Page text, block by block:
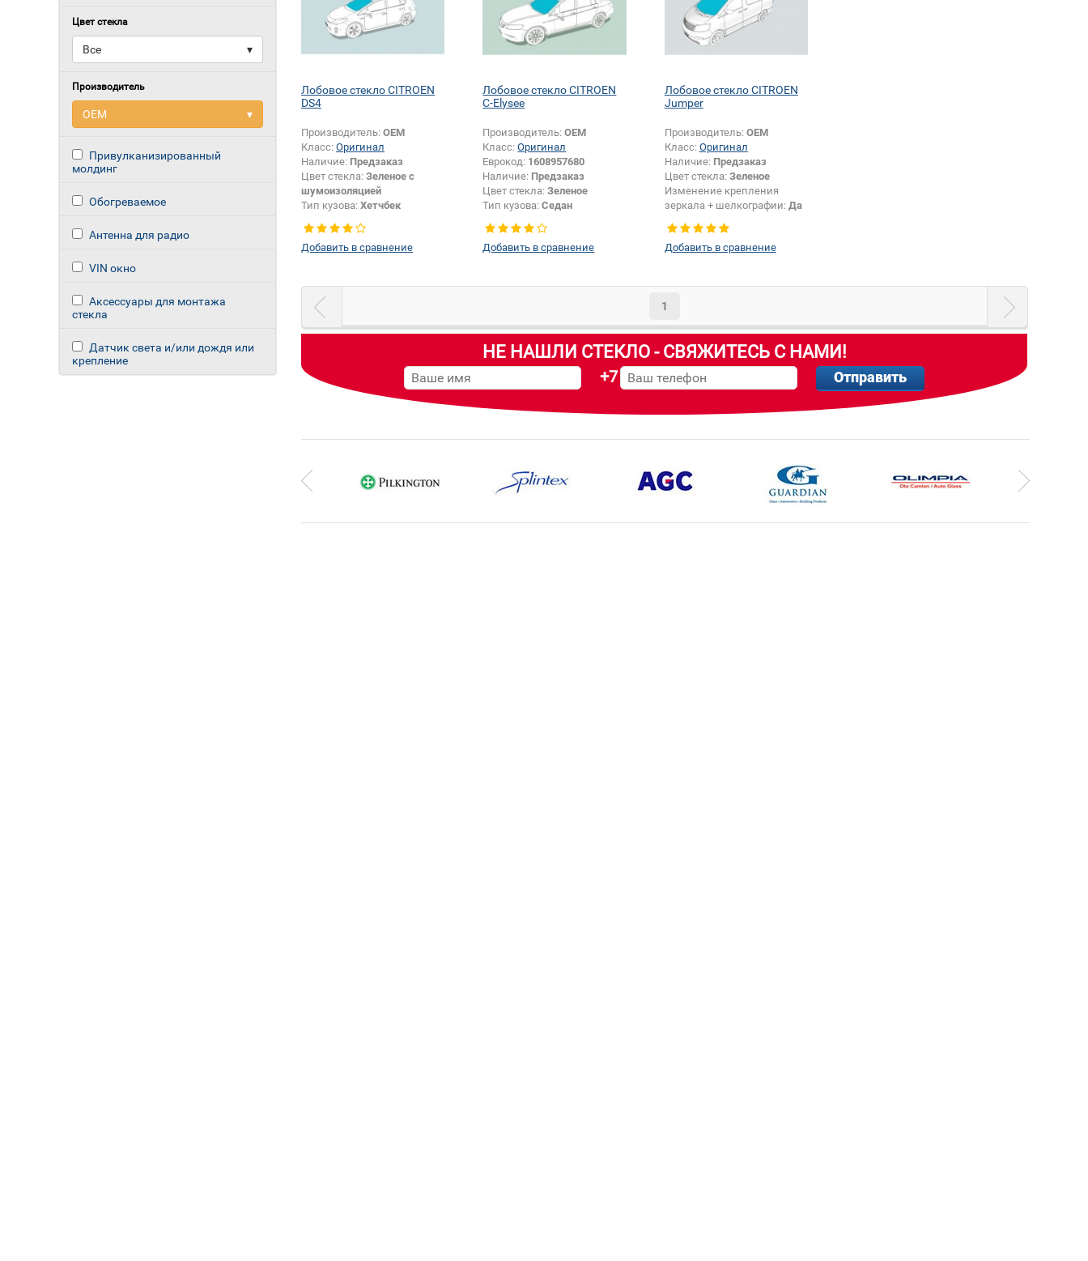
Цвет стекла
▾
Все
Производитель
▾
OEM
Привулканизированный
молдинг
Обогреваемое
Антенна для радио
VIN окно
Аксессуары для монтажа
стекла
Датчик света и/или дождя или
крепление
Лобовое стекло CITROEN
DS4
Производитель: OEM
Класс: Оригинал
Наличие: Предзаказ
Цвет стекла: Зеленое с
шумоизоляцией
Тип кузова: Хетчбек
Изменение датчика:
Добавить в сравнение
Лобовое стекло CITROEN
C-Elysee
Производитель:OEM
Класс:Оригинал
Еврокод: 1608957680
Наличие: Предзаказ
Цвет стекла:Зеленое
Тип кузова:Седан
Добавить в сравнение
Лобовое стекло CITROEN
Jumper
Производитель: OEM
Класс: Оригинал
Наличие: Предзаказ
Цвет стекла: Зеленое
Изменение крепления
зеркала + шелкографии: Да
Добавить в сравнение
1
НЕ НАШЛИ СТЕКЛО - СВЯЖИТЕСЬ С НАМИ!
+7 Отправить